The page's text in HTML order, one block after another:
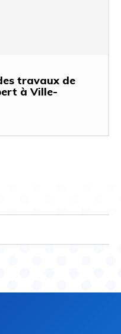
travaux de
à Ville-